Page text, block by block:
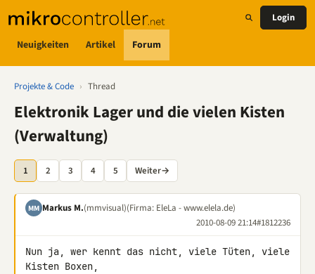
Neuigkeiten Artikel Forum
Login
Projekte & Code › Thread
Elektronik Lager und die vielen Kisten
(Verwaltung)
1 2 3 4 5 Weiter→
MM Markus M.(mmvisual)(Firma: EleLa - www.elela.de)
2010-08-09 21:14#1812236
Nun ja, wer kennt das nicht, viele Tüten, viele
Kisten Boxen,